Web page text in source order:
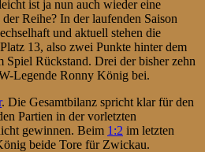
ist ja nun auch wieder eine
Reihe? In der laufenden Saison
und aktuell stehen die
13, also zwei Punkte hinter dem
Spiel Rückstand. Drei der bisher zehn
Legende Ronny König bei.
. Die Gesamtbilanz spricht klar für den
Partien in der vorletzten
gewinnen. Beim 1:2 im letzten
beide Tore für Zwickau.